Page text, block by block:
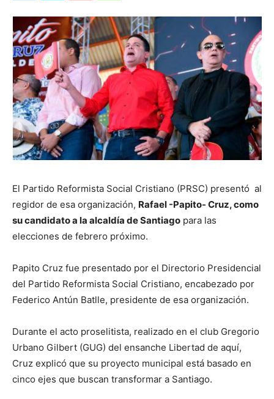
El Partido Reformista Social Cristiano (PRSC) presentó al
regidor de esa organización, Rafael -Papito- Cruz, como
su candidato a la alcaldía de Santiago para las
elecciones de febrero próximo.
Papito Cruz fue presentado por el Directorio Presidencial
del Partido Reformista Social Cristiano, encabezado por
Federico Antún Batlle, presidente de esa organización.
Durante el acto proselitista, realizado en el club Gregorio
Urbano Gilbert (GUG) del ensanche Libertad de aquí,
Cruz explicó que su proyecto municipal está basado en
cinco ejes que buscan transformar a Santiago.